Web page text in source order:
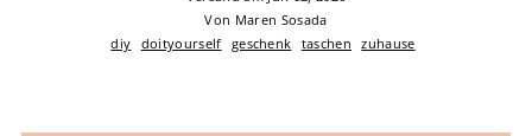
Von Maren Sosada
diy doityourself geschenk taschen zuhause